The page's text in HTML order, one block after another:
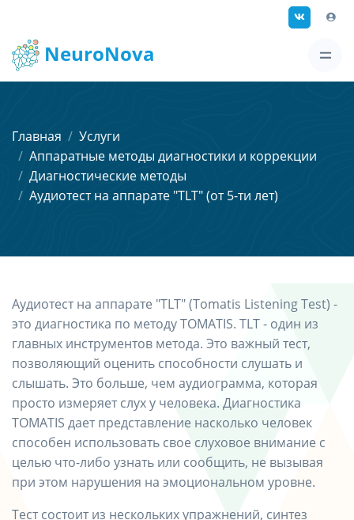
NeuroNova
Главная
Услуги
Аппаратные методы диагностики и коррекции
Диагностические методы
Аудиотест на аппарате "TLT" (от 5-ти лет)
Аудиотест на аппарате "TLT" (Tomatis Listening Test) -
это диагностика по методу TOMATIS. TLT - один из
главных инструментов метода. Это важный тест,
позволяющий оценить способности слушать и
слышать. Это больше, чем аудиограмма, которая
просто измеряет слух у человека. Диагностика
TOMATIS дает представление насколько человек
способен использовать свое слуховое внимание с
целью что-либо узнать или сообщить, не вызывая
при этом нарушения на эмоциональном уровне.
Тест состоит из нескольких упражнений, синтез